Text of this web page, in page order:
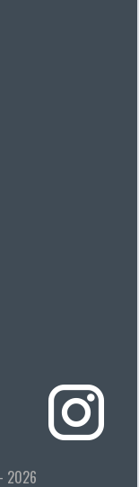
2026